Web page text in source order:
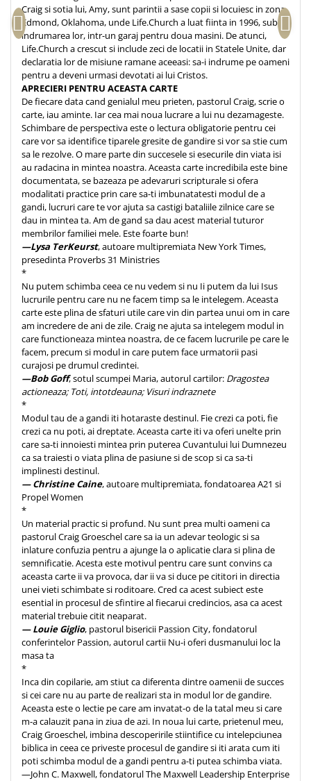
Craig si sotia lui, Amy, sunt parintii a sase copii si locuiesc in zona
Edmond, Oklahoma, unde Life.Church a luat fiinta in 1996, sub
indrumarea lor, intr-un garaj pentru doua masini. De atunci,
Life.Church a crescut si include zeci de locatii in Statele Unite, dar
declaratia lor de misiune ramane aceeasi: sa-i indrume pe oameni
pentru a deveni urmasi devotati ai lui Cristos.
APRECIERI PENTRU ACEASTA CARTE
De fiecare data cand genialul meu prieten, pastorul Craig, scrie o
carte, iau aminte. Iar cea mai noua lucrare a lui nu dezamageste.
Schimbare de perspectiva este o lectura obligatorie pentru cei
care vor sa identifice tiparele gresite de gandire si vor sa stie cum
sa le rezolve. O mare parte din succesele si esecurile din viata isi
au radacina in mintea noastra. Aceasta carte incredibila este bine
documentata, se bazeaza pe adevaruri scripturale si ofera
modalitati practice prin care sa-ti imbunatatesti modul de a
gandi, lucruri care te vor ajuta sa castigi bataliile zilnice care se
dau in mintea ta. Am de gand sa dau acest material tuturor
membrilor familiei mele. Este foarte bun!
—Lysa TerKeurst, autoare multipremiata New York Times,
presedinta Proverbs 31 Ministries
*
Nu putem schimba ceea ce nu vedem si nu Ii putem da lui Isus
lucrurile pentru care nu ne facem timp sa le intelegem. Aceasta
carte este plina de sfaturi utile care vin din partea unui om in care
am incredere de ani de zile. Craig ne ajuta sa intelegem modul in
care functioneaza mintea noastra, de ce facem lucrurile pe care le
facem, precum si modul in care putem face urmatorii pasi
curajosi pe drumul credintei.
—Bob Goff, sotul scumpei Maria, autorul cartilor: Dragostea
actioneaza; Toti, intotdeauna; Visuri indraznete
*
Modul tau de a gandi iti hotaraste destinul. Fie crezi ca poti, fie
crezi ca nu poti, ai dreptate. Aceasta carte iti va oferi unelte prin
care sa-ti innoiesti mintea prin puterea Cuvantului lui Dumnezeu
ca sa traiesti o viata plina de pasiune si de scop si ca sa-ti
implinesti destinul.
— Christine Caine, autoare multipremiata, fondatoarea A21 si
Propel Women
*
Un material practic si profund. Nu sunt prea multi oameni ca
pastorul Craig Groeschel care sa ia un adevar teologic si sa
inlature confuzia pentru a ajunge la o aplicatie clara si plina de
semnificatie. Acesta este motivul pentru care sunt convins ca
aceasta carte ii va provoca, dar ii va si duce pe cititori in directia
unei vieti schimbate si roditoare. Cred ca acest subiect este
esential in procesul de sfintire al fiecarui credincios, asa ca acest
material trebuie citit neaparat.
— Louie Giglio, pastorul bisericii Passion City, fondatorul
conferintelor Passion, autorul cartii Nu-i oferi dusmanului loc la
masa ta
*
Inca din copilarie, am stiut ca diferenta dintre oamenii de succes
si cei care nu au parte de realizari sta in modul lor de gandire.
Aceasta este o lectie pe care am invatat-o de la tatal meu si care
m-a calauzit pana in ziua de azi. In noua lui carte, prietenul meu,
Craig Groeschel, imbina descoperirile stiintifice cu intelepciunea
biblica in ceea ce priveste procesul de gandire si iti arata cum iti
poti schimba modul de a gandi pentru a-ti putea schimba viata.
—John C. Maxwell, fondatorul The Maxwell Leadership Enterprise